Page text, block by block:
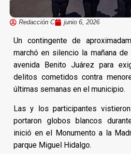
Redacción C junio 6, 2026
Un contingente de
marchó en silencio la mañana
avenida Benito Juárez para
delitos cometidos contra
últimas semanas en el municipio.
Las y los participantes
portaron globos blancos
inició en el Monumento a la
parque Miguel Hidalgo.